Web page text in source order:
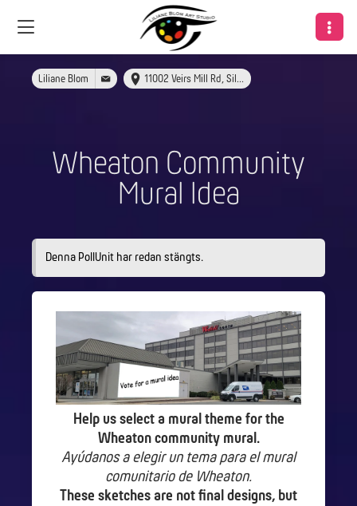
Liliane Blom 11002 Veirs Mill Rd, Silver Spring, MD 20902
Wheaton Community
Mural Idea
Denna PollUnit har redan stängts.
Help us select a mural theme for the
Wheaton community mural.
Ayúdanos a elegir un tema para el mural
comunitario de Wheaton.
These sketches are not final designs, but